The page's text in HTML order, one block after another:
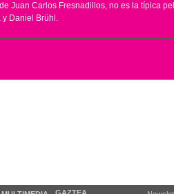
Juan Carlos Fresnadillos, no es la típica
y Daniel Brühl.